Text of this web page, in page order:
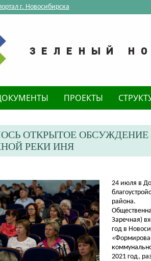
г. Новосибирска
ПРОЕКТЫ
ОТКРЫТОЕ
РЕКИ ИНЯ
24 июля в
района.
Заречная)
год в
2021 год,